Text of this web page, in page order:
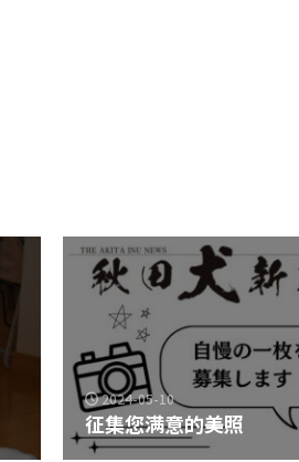
2024-05-10
征集您满意的美照